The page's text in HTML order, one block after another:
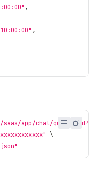
,
,
app/chat/
\